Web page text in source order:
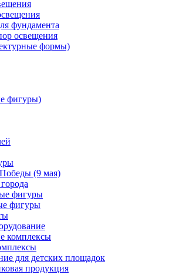
фундамента
освещения
формы)
фигуры)
(9 мая)
фигуры
фигуры
комплексы
для детских площадок
продукция